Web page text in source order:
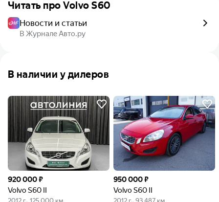
Читать проVolvo S60
Новости и статьи
В Журнале Авто.ру
В наличии у дилеров
920 000 ₽
Volvo S60 II
950 000 ₽
Volvo S60 II